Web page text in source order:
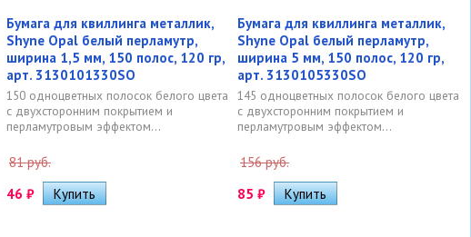
Бумага для квиллинга металлик,
Shyne Opal белый перламутр,
ширина 1,5 мм, 150 полос, 120 гр,
арт. 3130101330SO
150 одноцветных полосок белого цвета
с двухсторонним покрытием и
перламутровым эффектом...
81 руб.
46 ₽
Бумага для квиллинга металлик,
Shyne Opal белый перламутр,
ширина 5 мм, 150 полос, 120 гр,
арт. 3130105330SO
145 одноцветных полосок белого цвета
с двухсторонним покрытием и
перламутровым эффектом...
156 руб.
85 ₽